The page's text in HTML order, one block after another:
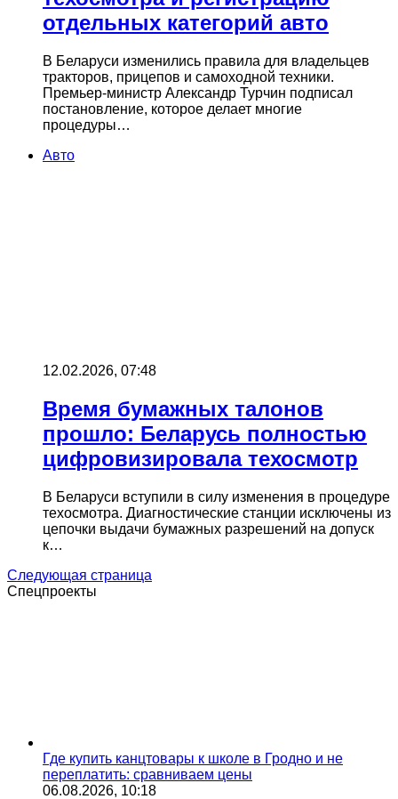
отдельных категорий авто
В Беларуси изменились правила для владельцев
тракторов, прицепов и самоходной техники.
Премьер-министр Александр Турчин подписал
постановление, которое делает многие
процедуры…
Авто
12.02.2026, 07:48
Время бумажных талонов
прошло: Беларусь полностью
цифровизировала техосмотр
В Беларуси вступили в силу изменения в процедуре
техосмотра. Диагностические станции исключены из
цепочки выдачи бумажных разрешений на допуск
к…
Следующая страница
Спецпроекты
Где купить канцтовары к школе в Гродно и не
переплатить: сравниваем цены
06.08.2026, 10:18